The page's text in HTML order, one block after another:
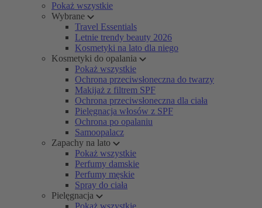
Pokaż wszystkie
Wybrane
Travel Essentials
Letnie trendy beauty 2026
Kosmetyki na lato dla niego
Kosmetyki do opalania
Pokaż wszystkie
Ochrona przeciwsłoneczna do twarzy
Makijaż z filtrem SPF
Ochrona przeciwsłoneczna dla ciała
Pielęgnacja włosów z SPF
Ochrona po opalaniu
Samoopalacz
Zapachy na lato
Pokaż wszystkie
Perfumy damskie
Perfumy męskie
Spray do ciała
Pielęgnacja
Pokaż wszystkie